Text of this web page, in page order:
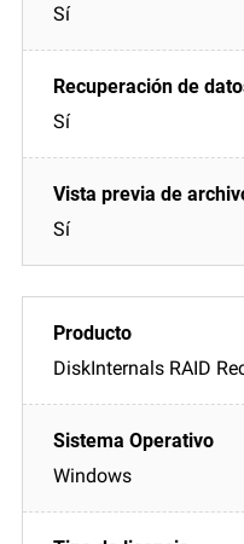
Sí
Sí
Sí
DiskInternals RAID
Windows